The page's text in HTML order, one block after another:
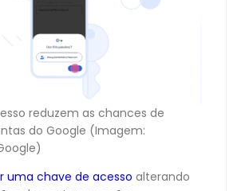
reduzem as chances de
do Google (Imagem:
uma chave de acesso alterando